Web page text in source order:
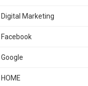
Digital Marketing
Facebook
Google
HOME